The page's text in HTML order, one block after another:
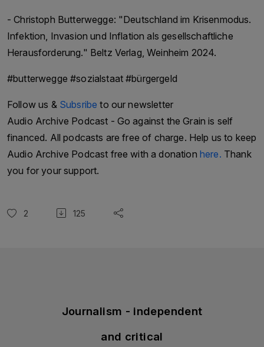
Follow us & Subsribe to our newsletter Audio
Archive Podcast - Go against the Grain is self
financed. All podcasts are free of charge. Help us
to keep Audio Archive Podcast free with a
- Christoph Butterwegge: "Deutschland im Krisenmodus.
Infektion, Invasion und Inflation als gesellschaftliche
Herausforderung." Beltz Verlag, Weinheim 2024.
#butterwegge #sozialstaat #bürgergeld
Follow us & Subsribe to our newsletter
Audio Archive Podcast - Go against the Grain is self
financed. All podcasts are free of charge. Help us to keep
Audio Archive Podcast free with a donation here. Thank
you for your support.
2 125
Journalism - independent
and critical